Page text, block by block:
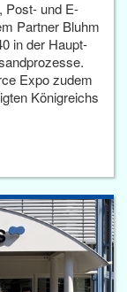
Post- und E-
Partner Bluhm
in der Haupt­
Expo zudem
Königreichs